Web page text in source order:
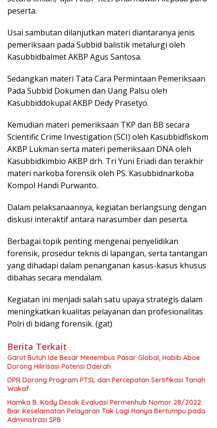
peserta.
Usai sambutan dilanjutkan materi diantaranya jenis
pemeriksaan pada Subbid balistik metalurgi oleh
Kasubbidbalmet AKBP Agus Santosa.
Sedangkan materi Tata Cara Permintaan Pemeriksaan
Pada Subbid Dokumen dan Uang Palsu oleh
Kasubbiddokupal AKBP Dedy Prasetyo.
Kemudian materi pemeriksaan TKP dan BB secara
Scientific Crime Investigation (SCI) oleh Kasubbidfiskom
AKBP Lukman serta materi pemeriksaan DNA oleh
Kasubbidkimbio AKBP drh. Tri Yuni Eriadi dan terakhir
materi narkoba forensik oleh PS. Kasubbidnarkoba
Kompol Handi Purwanto.
Dalam pelaksanaannya, kegiatan berlangsung dengan
diskusi interaktif antara narasumber dan peserta.
Berbagai topik penting mengenai penyelidikan
forensik, prosedur teknis di lapangan, serta tantangan
yang dihadapi dalam penanganan kasus-kasus khusus
dibahas secara mendalam.
Kegiatan ini menjadi salah satu upaya strategis dalam
meningkatkan kualitas pelayanan dan profesionalitas
Polri di bidang forensik. (gat)
Berita Terkait
Garut Butuh Ide Besar Menembus Pasar Global, Habib Aboe
Dorong Hilirisasi Potensi Daerah
DPR Dorong Program PTSL dan Percepatan Sertifikasi Tanah
Wakaf
Hamka B. Kady Desak Evaluasi Permenhub Nomor 28/2022:
Biar Keselamatan Pelayaran Tak Lagi Hanya Bertumpu pada
Administrasi SPB